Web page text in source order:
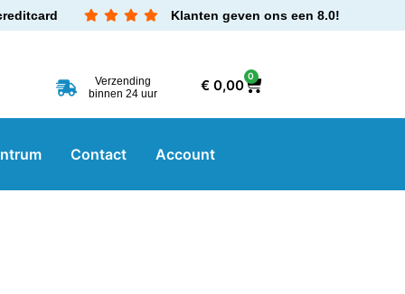
Klanten geven ons een 8.0!
Verzending
binnen 24 uur
€0,00
0
Contact Account